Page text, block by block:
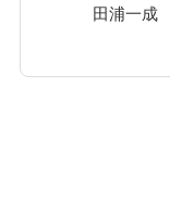
田浦一成